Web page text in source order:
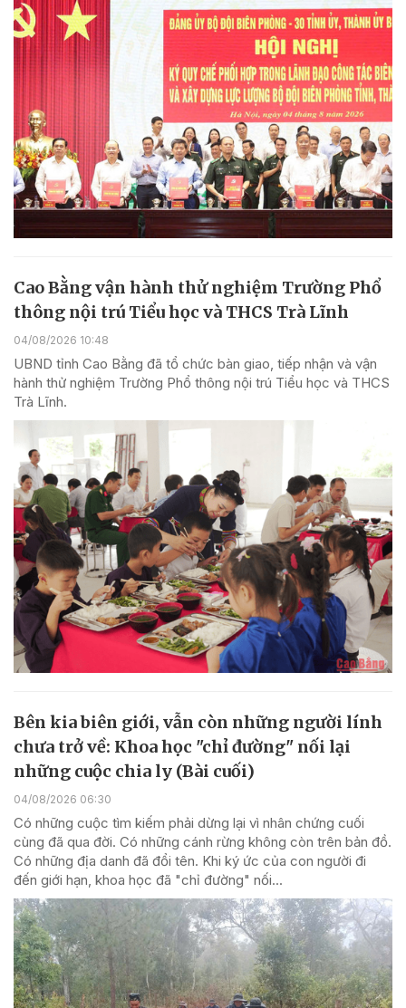
Cao Bằng vận hành thử nghiệm Trường Phổ
thông nội trú Tiểu học và THCS Trà Lĩnh
04/08/2026 10:48
UBND tỉnh Cao Bằng đã tổ chức bàn giao, tiếp nhận và vận
hành thử nghiệm Trường Phổ thông nội trú Tiểu học và THCS
Trà Lĩnh.
Bên kia biên giới, vẫn còn những người lính
chưa trở về: Khoa học "chỉ đường" nối lại
những cuộc chia ly (Bài cuối)
04/08/2026 06:30
Có những cuộc tìm kiếm phải dừng lại vì nhân chứng cuối
cùng đã qua đời. Có những cánh rừng không còn trên bản đồ.
Có những địa danh đã đổi tên. Khi ký ức của con người đi
đến giới hạn, khoa học đã "chỉ đường" nối...